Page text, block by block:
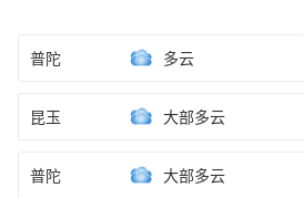
普陀 多云
昆玉 大部多云
普陀 大部多云